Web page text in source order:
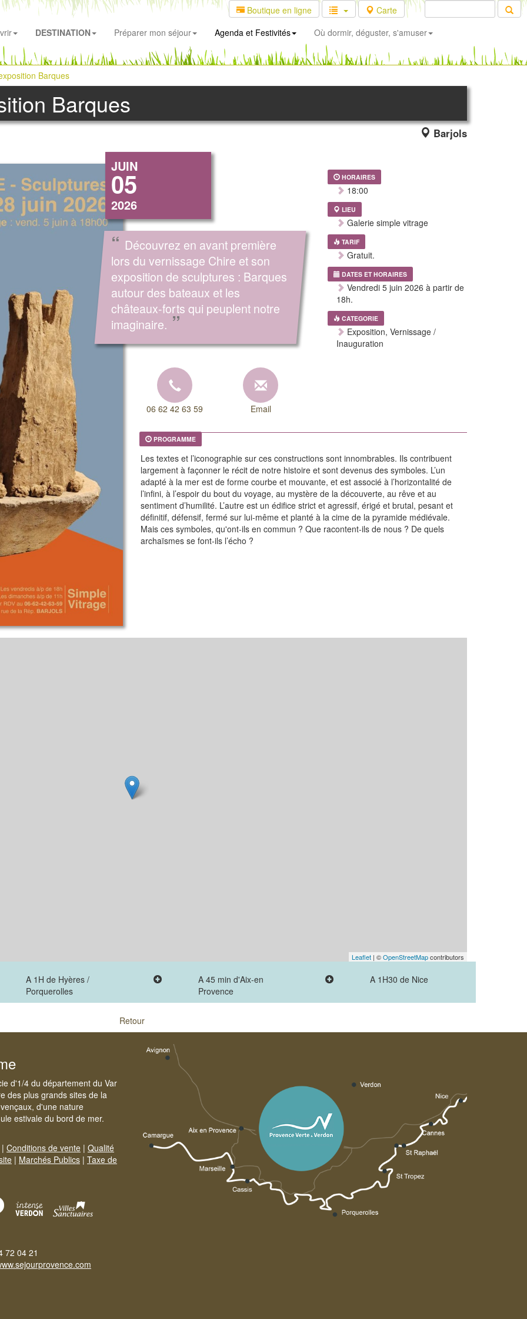
Boutique en ligne
Carte
DESTINATION Préparer mon séjour Agenda et Festivités Où dormir, déguster, s'amuser
Barques
Barques
Barjols
JUIN
05
2026
“ Découvrez en avant première
lors du vernissage Chire et son
exposition de sculptures : Barques
autour des bateaux et les
châteaux-forts qui peuplent notre
imaginaire. ”
HORAIRES
18:00
LIEU
Galerie simple vitrage
TARIF
Gratuit.
DATES ET HORAIRES
Vendredi 5 juin 2026 à partir de
18h.
CATEGORIE
Exposition, Vernissage /
Inauguration
06 62 42 63 59 Email
PROGRAMME
Les textes et l’iconographie sur ces constructions sont innombrables. Ils contribuent
largement à façonner le récit de notre histoire et sont devenus des symboles. L’un
adapté à la mer est de forme courbe et mouvante, et est associé à l’horizontalité de
l’infini, à l’espoir du bout du voyage, au mystère de la découverte, au rêve et au
sentiment d’humilité. L’autre est un édifice strict et agressif, érigé et brutal, pesant et
définitif, défensif, fermé sur lui-même et planté à la cime de la pyramide médiévale.
Mais ces symboles, qu'ont-ils en commun ? Que racontent-ils de nous ? De quels
archaïsmes se font-ils l’écho ?
Leaflet | ©OpenStreetMapcontributors
A 1H de Hyères /
Porquerolles
A 45 min d'Aix-en
Provence
A 1H30 de Nice
Retour
d'1/4 du département du Var
des plus grands sites de la
d'une nature
estivale du bord de mer.
| Conditions de vente | Qualité
| Marchés Publics | Taxe de
72 04 21